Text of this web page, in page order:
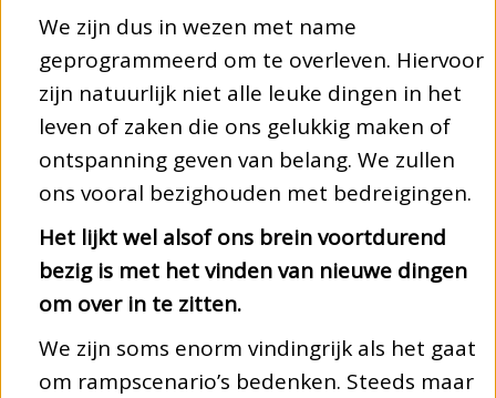
We zijn dus in wezen met name
geprogrammeerd om te overleven. Hiervoor
zijn natuurlijk niet alle leuke dingen in het
leven of zaken die ons gelukkig maken of
ontspanning geven van belang. We zullen
ons vooral bezighouden met bedreigingen.
Het lijkt wel alsof ons brein voortdurend
bezig is met het vinden van nieuwe dingen
om over in te zitten.
We zijn soms enorm vindingrijk als het gaat
om rampscenario’s bedenken. Steeds maar